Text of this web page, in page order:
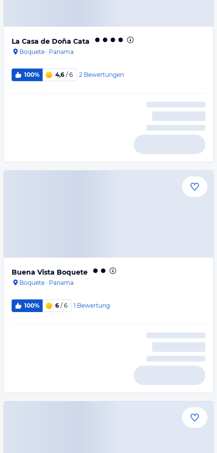
La Casa de Doña Cata
Boquete · Panama
100% 4,6 / 6 2 Bewertungen
Buena Vista Boquete
Boquete · Panama
100% 6 / 6 1 Bewertung